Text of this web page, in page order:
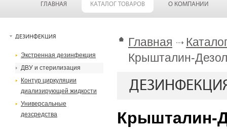
ГЛАВНАЯ КАТАЛОГ ТОВАРОВ О КОМПАНИИ
Главная
Крышталин-
Крышталин-
ДЕЗИНФЕКЦИЯ
Экстренная дезинфекция
ДВУ и стерилизация
Контур циркуляции
диализирующей жидкости
Универсальные
дезсредства